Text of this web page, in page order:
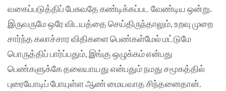
வகைப்படுத்திப் பேசுவதே கண்டிக்கப்பட வேண்டிய ஒன்று.
இருவருமே ஒரே விடயத்தை செய்திருந்தாலும், உறவு முறை
சார்ந்த கலாச்சார விதிகளை பெண்கள்மேல் மட்டுமே
பொருத்திப் பார்ப்பதும், இங்கு ஒழுக்கம் என்பது
பெண்களுக்கே தலையாயது என்பதும் நமது சமூகத்தில்
புரையோடிப் போயுள்ள ஆண் மையவாத சிந்தனைதான்.